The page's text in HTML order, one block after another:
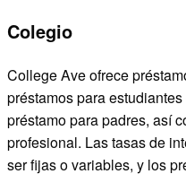
Colegio
College Ave ofrece
préstamos para
préstamo para padres, así
profesional. Las tasas de
ser fijas o variables, y los